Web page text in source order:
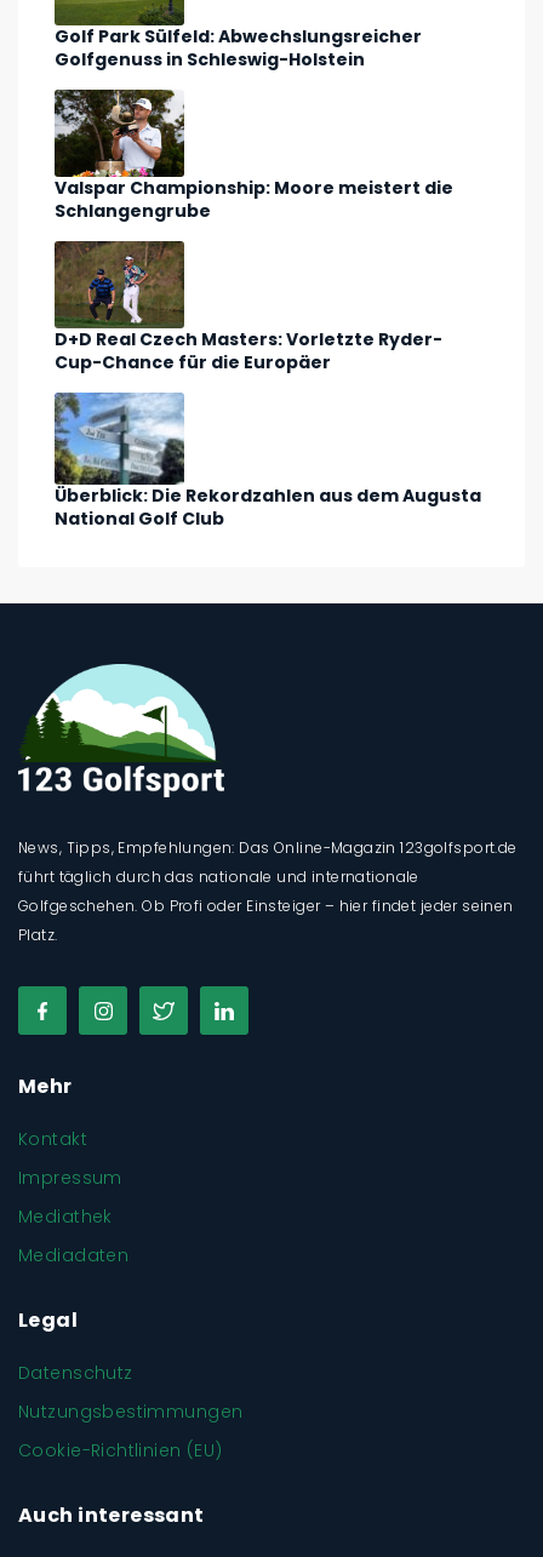
Golf Park Sülfeld: Abwechslungsreicher
Golfgenuss in Schleswig-Holstein
Valspar Championship: Moore meistert die
Schlangengrube
D+D Real Czech Masters: Vorletzte Ryder-
Cup-Chance für die Europäer
Überblick: Die Rekordzahlen aus dem Augusta
National Golf Club
News, Tipps, Empfehlungen: Das Online-Magazin 123golfsport.de
führt täglich durch das nationale und internationale
Golfgeschehen. Ob Profi oder Einsteiger – hier findet jeder seinen
Platz.
Mehr
Kontakt
Impressum
Mediathek
Mediadaten
Legal
Datenschutz
Nutzungsbestimmungen
Cookie-Richtlinien (EU)
Auch interessant